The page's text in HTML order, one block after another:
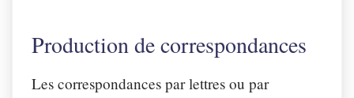
Production de correspondances
Les correspondances par lettres ou par